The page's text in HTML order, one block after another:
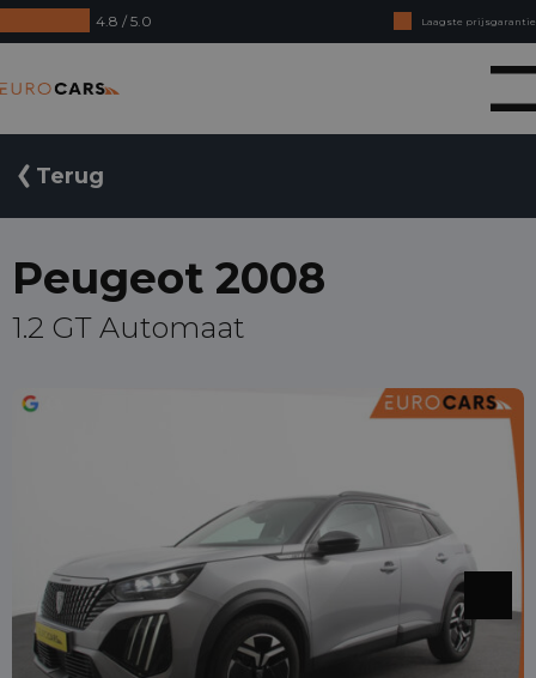
4.8 / 5.0
Laagste prijsgarantie
Online kopen, niet goed geld terug
Financial lease - Soepele acceptatie
Terug
Peugeot 2008
1.2 GT Automaat